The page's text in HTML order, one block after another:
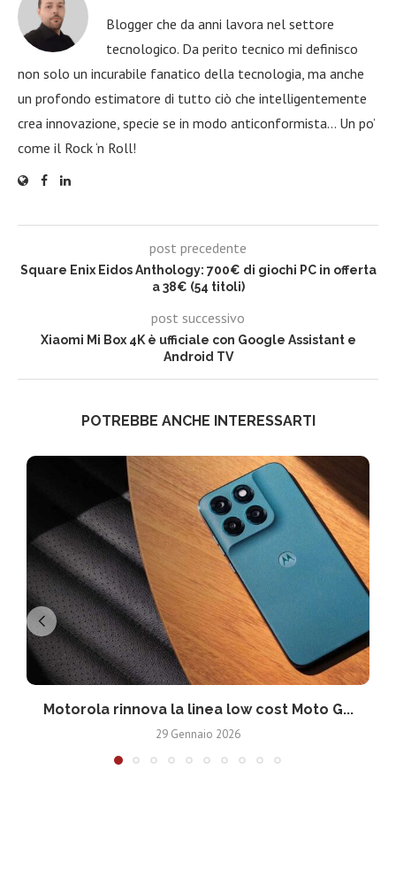
Blogger che da anni lavora nel settore
tecnologico. Da perito tecnico mi definisco
non solo un incurabile fanatico della tecnologia, ma anche
un profondo estimatore di tutto ciò che intelligentemente
crea innovazione, specie se in modo anticonformista… Un po’
come il Rock ‘n Roll!
post precedente
Square Enix Eidos Anthology: 700€ di giochi PC in offerta
a 38€ (54 titoli)
post successivo
Xiaomi Mi Box 4K è ufficiale con Google Assistant e
Android TV
POTREBBE ANCHE INTERESSARTI
Motorola rinnova la linea low cost Moto G...
29 Gennaio 2026